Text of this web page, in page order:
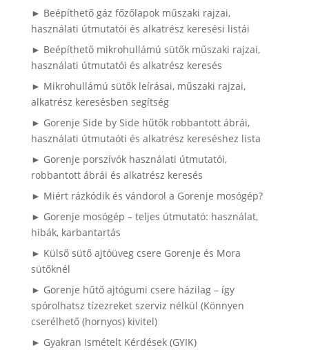
► Beépíthető gáz főzőlapok műszaki rajzai,
használati útmutatói és alkatrész keresési listái
► Beépíthető mikrohullámú sütők műszaki rajzai,
használati útmutatói és alkatrész keresés
► Mikrohullámú sütők leírásai, műszaki rajzai,
alkatrész keresésben segítség
► Gorenje Side by Side hűtők robbantott ábrái,
használati útmutaóti és alkatrész kereséshez lista
► Gorenje porszívók használati útmutatói,
robbantott ábrái és alkatrész keresés
► Miért rázkódik és vándorol a Gorenje mosógép?
► Gorenje mosógép – teljes útmutató: használat,
hibák, karbantartás
► Külső sütő ajtóüveg csere Gorenje és Mora
sütőknél
► Gorenje hűtő ajtógumi csere házilag – így
spórolhatsz tízezreket szerviz nélkül (Könnyen
cserélhető (hornyos) kivitel)
► Gyakran Ismételt Kérdések (GYIK)